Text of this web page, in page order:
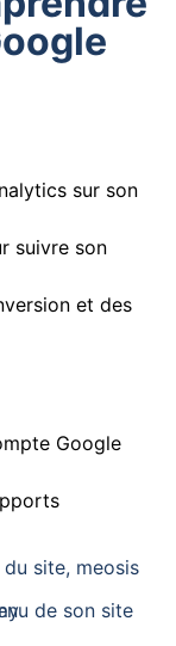
sur son
suivre son
et des
Google